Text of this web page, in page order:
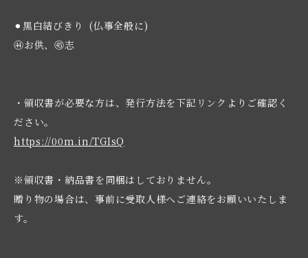
⚫︎黒白結びきり (仏事全般に)
㊹お供、㊺志
・領収書が必要な方は、発行方法を下記リンクよりご確認く
ださい。
https://00m.in/TGIsQ
※領収書・納品書を同梱はしておりません。
贈り物の場合は、事前に受取人様へご連絡をお願いいたしま
す。